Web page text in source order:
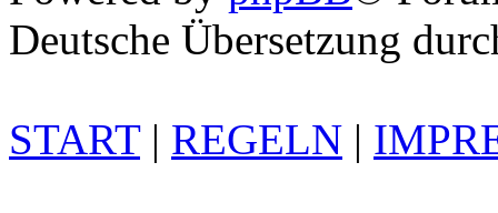
Deutsche Übersetzung
START| REGELN |